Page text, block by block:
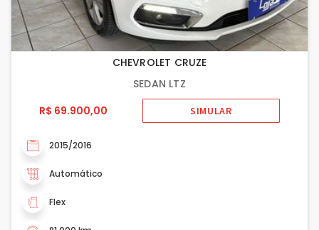
CHEVROLET CRUZE
SEDAN LTZ
R$ 69.900,00
SIMULAR
2015/2016
Automático
Flex